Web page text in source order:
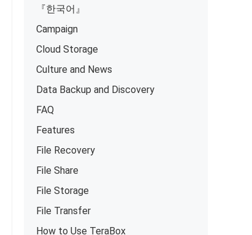
『한국어』
Campaign
Cloud Storage
Culture and News
Data Backup and Discovery
FAQ
Features
File Recovery
File Share
File Storage
File Transfer
How to Use TeraBox